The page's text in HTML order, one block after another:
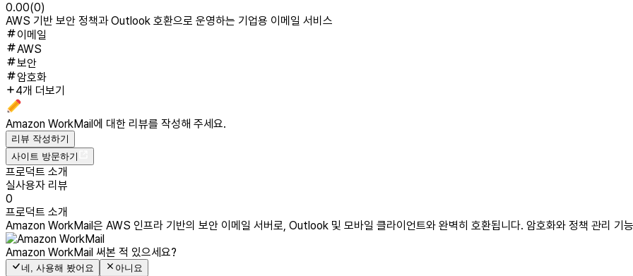
0.00(0)
AWS 기반 보안 정책과 Outlook 호환으로 운영하는 기업용 이메일 서비스
이메일
AWS
보안
암호화
4개 더보기
Amazon WorkMail에 대한 리뷰를 작성해 주세요.
리뷰 작성하기
사이트 방문하기
프로덕트 소개
실사용자 리뷰
0
프로덕트 소개
Amazon WorkMail은 AWS 인프라 기반의 보안 이메일 서버로, Outlook 및 모바일 클라이언트와 완벽히 호환됩니다. 암호화와 정책 관리 기
Amazon WorkMail 써본 적 있으세요?
네, 사용해 봤어요 아니요